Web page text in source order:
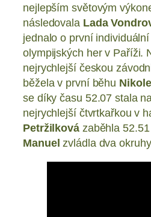
nejlepším světovým
následovala Lada
jednalo o první
olympijských her v Paříži.
nejrychlejší českou
běžela v první běhu
se díky času 52.07 stala
nejrychlejší čtvrtkařkou v
Petržilkovázaběhla
Manuel zvládla dva